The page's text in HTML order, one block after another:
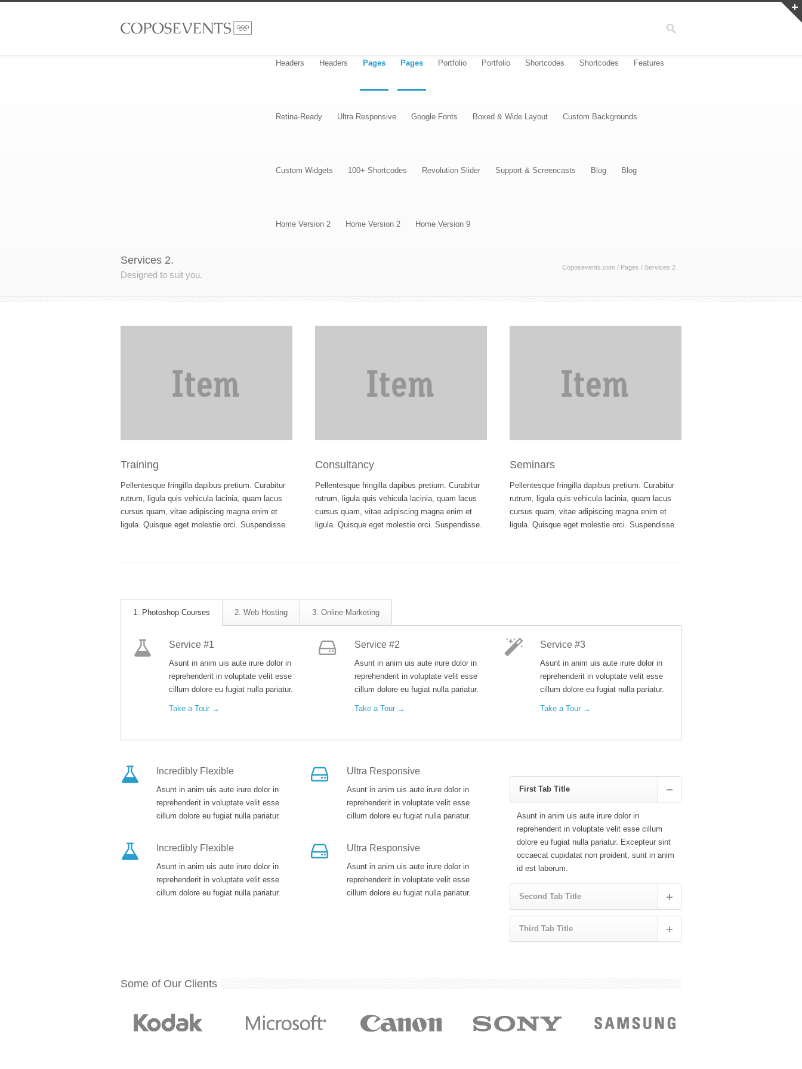
Headers Headers Pages Pages Portfolio Portfolio Shortcodes Shortcodes Features
Retina-Ready Ultra Responsive Google Fonts Boxed & Wide Layout Custom Backgrounds
Custom Widgets 100+ Shortcodes Revolution Slider Support & Screencasts Blog Blog
Home Version 2 Home Version 2 Home Version 9
Services 2.
Designed to suit you.
Coposevents.com / Pages / Services 2
Training
Pellentesque fringilla dapibus pretium. Curabitur
rutrum, ligula quis vehicula lacinia, quam lacus
cursus quam, vitae adipiscing magna enim et
ligula. Quisque eget molestie orci. Suspendisse.
Consultancy
Pellentesque fringilla dapibus pretium. Curabitur
rutrum, ligula quis vehicula lacinia, quam lacus
cursus quam, vitae adipiscing magna enim et
ligula. Quisque eget molestie orci. Suspendisse.
Seminars
Pellentesque fringilla dapibus pretium. Curabitur
rutrum, ligula quis vehicula lacinia, quam lacus
cursus quam, vitae adipiscing magna enim et
ligula. Quisque eget molestie orci. Suspendisse.
1. Photoshop Courses 2. Web Hosting 3. Online Marketing
Service #1
Asunt in anim uis aute irure dolor in
reprehenderit in voluptate velit esse
cillum dolore eu fugiat nulla pariatur.
Take a Tour →
Service #2
Asunt in anim uis aute irure dolor in
reprehenderit in voluptate velit esse
cillum dolore eu fugiat nulla pariatur.
Take a Tour →
Service #3
Asunt in anim uis aute irure dolor in
reprehenderit in voluptate velit esse
cillum dolore eu fugiat nulla pariatur.
Take a Tour →
Incredibly Flexible
Asunt in anim uis aute irure dolor in
reprehenderit in voluptate velit esse
cillum dolore eu fugiat nulla pariatur.
Ultra Responsive
Asunt in anim uis aute irure dolor in
reprehenderit in voluptate velit esse
cillum dolore eu fugiat nulla pariatur.
Incredibly Flexible
Asunt in anim uis aute irure dolor in
reprehenderit in voluptate velit esse
cillum dolore eu fugiat nulla pariatur.
Ultra Responsive
Asunt in anim uis aute irure dolor in
reprehenderit in voluptate velit esse
cillum dolore eu fugiat nulla pariatur.
First Tab Title
Asunt in anim uis aute irure dolor in
reprehenderit in voluptate velit esse cillum
dolore eu fugiat nulla pariatur. Excepteur sint
occaecat cupidatat non proident, sunt in anim
id est laborum.
Second Tab Title
Third Tab Title
Some of Our Clients